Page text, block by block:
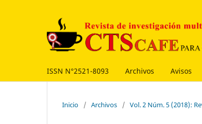
ISSN N°2521-8093 Archivos Avisos
Inicio / Archivos / Vol. 2 Núm. 5 (2018):